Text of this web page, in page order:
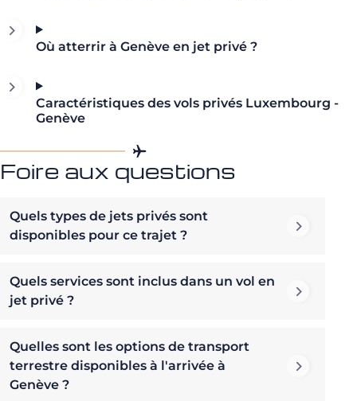
Où atterrir à Genève en jet privé ?
Caractéristiques des vols privés Luxembourg -
Genève
Foire aux questions
Quels types de jets privés sont
disponibles pour ce trajet ?
Quels services sont inclus dans un vol en
jet privé ?
Quelles sont les options de transport
terrestre disponibles à l'arrivée à
Genève ?